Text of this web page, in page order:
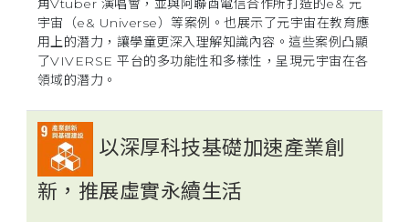
角Vtuber 演唱會，並與阿聯酋電信合作所打造的e& 元
宇宙（e& Universe）等案例。也展示了元宇宙在教育應
用上的潛力，讓學童更深入理解知識內容。這些案例凸顯
了VIVERSE 平台的多功能性和多樣性，呈現元宇宙在各
領域的潛力。
以深厚科技基礎加速產業創
新，推展虛實永續生活